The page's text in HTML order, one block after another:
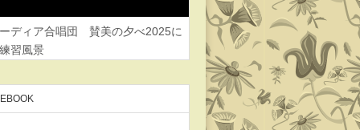
ディア合唱団 賛美の夕べ2025に
習風景